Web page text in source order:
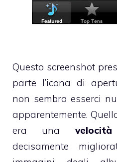
Questo screenshot
parte l’icona di
non sembra esserci
apparentemente.
era una
decisamente